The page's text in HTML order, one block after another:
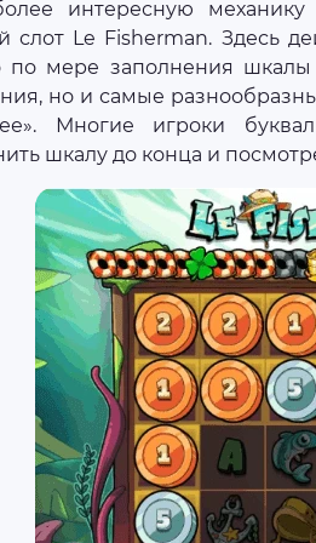
интересную
слот Le Fisherman. Здесь
по мере заполнения шкалы
но и самые
Многие игроки
шкалу до конца и